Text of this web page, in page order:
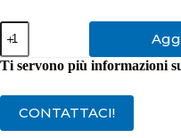
Pendrive
Kingston
USB
3.2
quantità
Ti servono più informazioni
CONTATTACI!